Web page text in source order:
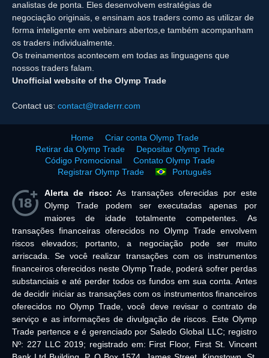
analistas de ponta. Eles desenvolvem estratégias de
negociação originais, e ensinam aos traders como as utilizar de
forma inteligente em webinars abertos,e também acompanham
os traders individualmente.
Os treinamentos acontecem em todas as linguagens que
nossos traders falam.
Unofficial website of the Olymp Trade
Contact us: contact@traderrr.com
Home
Criar conta Olymp Trade
Retirar da Olymp Trade
Depositar Olymp Trade
Código Promocional
Contato Olymp Trade
Registrar Olymp Trade
Português
Alerta de risco: As transações oferecidas por este
Olymp Trade podem ser executadas apenas por
maiores de idade totalmente competentes. As
transações financeiras oferecidos no Olymp Trade envolvem
riscos elevados; portanto, a negociação pode ser muito
arriscada. Se você realizar transações com os instrumentos
financeiros oferecidos neste Olymp Trade, poderá sofrer perdas
substanciais e até perder todos os fundos em sua conta. Antes
de decidir iniciar as transações com os instrumentos financeiros
oferecidos no Olymp Trade, você deve revisar o contrato de
serviço e as informações de divulgação de riscos. Este Olymp
Trade pertence e é gerenciado por Saledo Global LLC; registro
Nº: 227 LLC 2019; registrado em: First Floor, First St. Vincent